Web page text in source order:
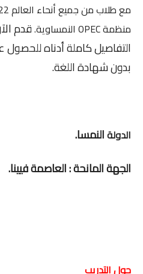
منظمة OPEC النمساوية.
قدم
التفاصيل كاملة أدناه
بدون شهادة اللغة.
الدولةالنمسا.
الجهة المانحة :العاصمة فيينا.
حول التدريب